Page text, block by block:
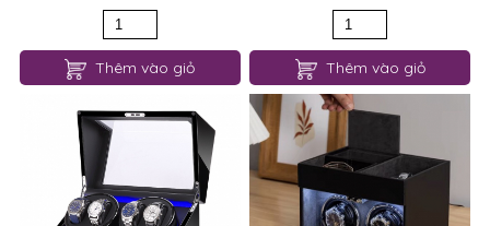
Thêm vào giỏ Thêm vào giỏ